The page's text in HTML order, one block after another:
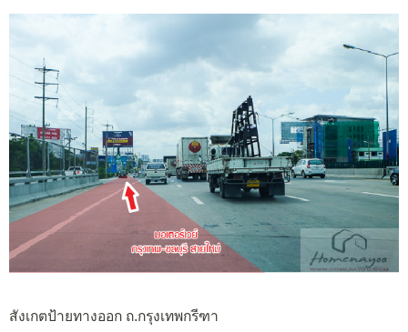
สังเกตป้ายทางออก ถ.กรุงเทพกรีฑา